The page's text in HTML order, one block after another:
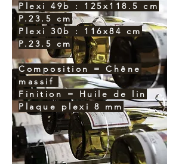
Plexi 49b : 125x118.5 cm
P.23.5 cm
Plexi 30b : 116x84 cm
P.23.5 cm
Composition = Chêne
massif
Finition = Huile de lin
Plaque plexi 8 mm